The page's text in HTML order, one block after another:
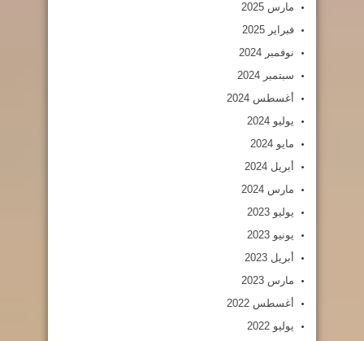
مارس 2025
فبراير 2025
نوفمبر 2024
سبتمبر 2024
أغسطس 2024
يوليو 2024
مايو 2024
أبريل 2024
مارس 2024
يوليو 2023
يونيو 2023
أبريل 2023
مارس 2023
أغسطس 2022
يوليو 2022